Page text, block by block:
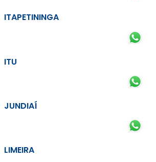
ITAPETININGA
ITU
JUNDIAÍ
LIMEIRA